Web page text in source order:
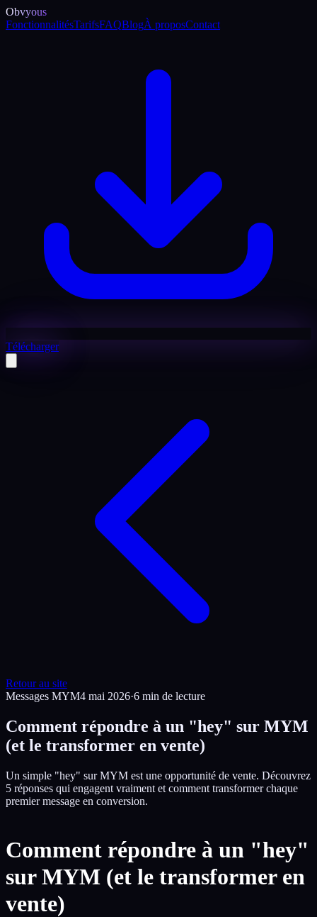
Obvyous
FonctionnalitésTarifsFAQBlogÀ proposContact
Télécharger
Retour au site
Messages MYM4 mai 2026·6 min de lecture
Comment répondre à un "hey" sur MYM
(et le transformer en vente)
Un simple "hey" sur MYM est une opportunité de vente. Découvrez
5 réponses qui engagent vraiment et comment transformer chaque
premier message en conversion.
Comment répondre à un "hey"
sur MYM (et le transformer en
vente)